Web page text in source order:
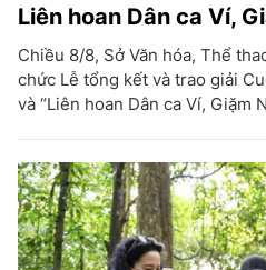
Liên hoan Dân ca Ví,
Chiều 8/8, Sở Văn hóa, Thể
chức Lễ tổng kết và trao giải
và “Liên hoan Dân ca Ví, Giặm